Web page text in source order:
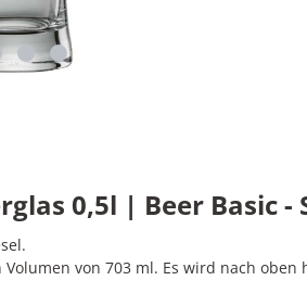
0,5l | Beer Basic -
von 703 ml. Es wird nach